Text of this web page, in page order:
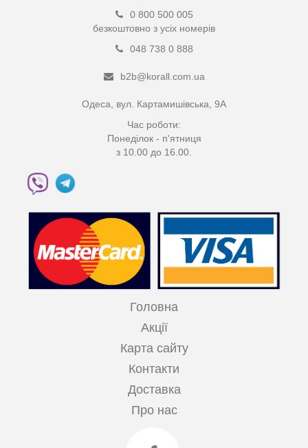
0 800 500 005
безкоштовно з усіх номерів
048 738 0 888
b2b@korall.com.ua
Одеса, вул. Картамишівська, 9А
Час роботи:
Понеділок - п'ятниця
з 10.00 до 16.00.
Головна
Акції
Карта сайту
Контакти
Доставка
Про нас